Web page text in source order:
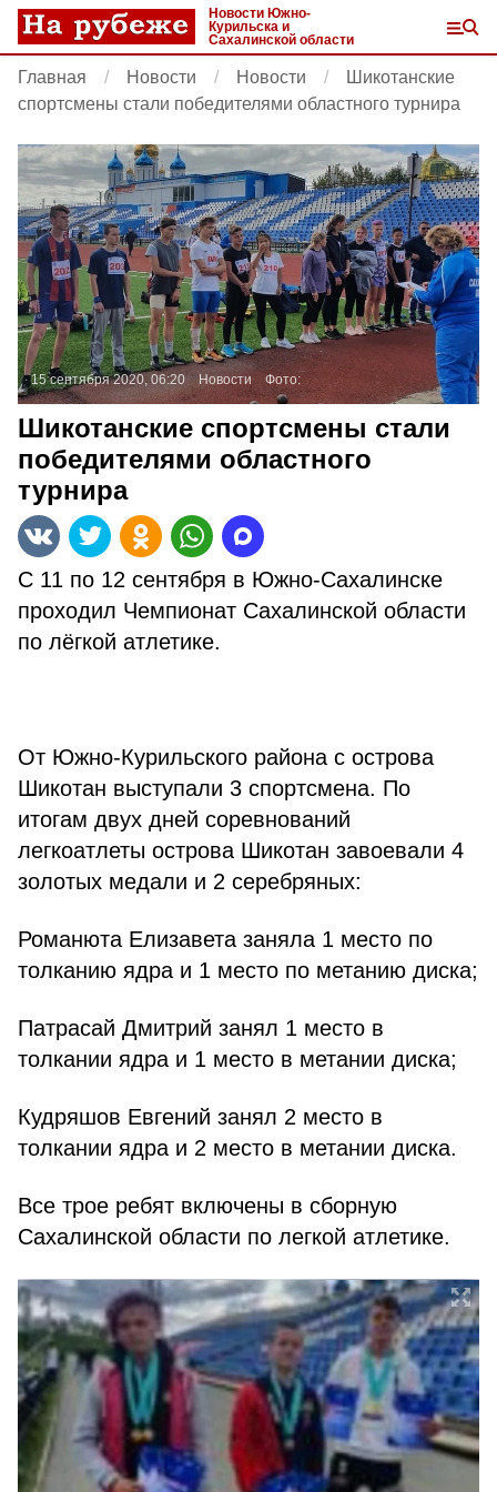
Новости Южно-
Курильска и
Сахалинской области
Главная Новости Новости
Шикотанские
спортсмены стали победителями областного турнира
15 сентября 2020, 06:20 Новости Фото:
Шикотанские спортсмены стали
победителями областного
турнира
С 11 по 12 сентября в Южно-Сахалинске
проходил Чемпионат Сахалинской области
по лёгкой атлетике.
От Южно-Курильского района с острова
Шикотан выступали 3 спортсмена. По
итогам двух дней соревнований
легкоатлеты острова Шикотан завоевали 4
золотых медали и 2 серебряных:
Романюта Елизавета заняла 1 место по
толканию ядра и 1 место по метанию диска;
Патрасай Дмитрий занял 1 место в
толкании ядра и 1 место в метании диска;
Кудряшов Евгений занял 2 место в
толкании ядра и 2 место в метании диска.
Все трое ребят включены в сборную
Сахалинской области по легкой атлетике.